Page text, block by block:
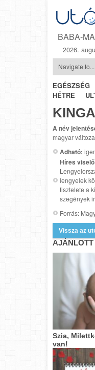
BABA-
2026.
EGÉSZSÉG
HÉTRE
KINGA
A név
magyar
Adható:
Híres
lengyelek
tisztelete a
szegények
Forrás:
Vissza az
Szia,
van!